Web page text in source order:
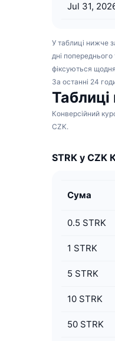
Jul 31,
У таблиці нижче
дні
фіксуються
За останні 24
Таблиці
Конверсійний
CZK.
STRK у CZK
Сума
0.5 STRK
1 STRK
5 STRK
10 STRK
50 STRK